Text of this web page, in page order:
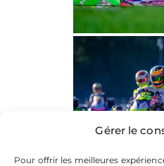
Gérer le
Pour offrir les meilleures